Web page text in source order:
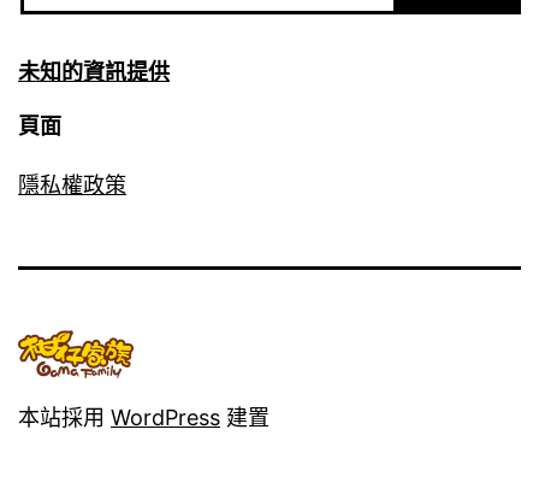
未知的資訊提供
頁面
隱私權政策
本站採用 WordPress 建置